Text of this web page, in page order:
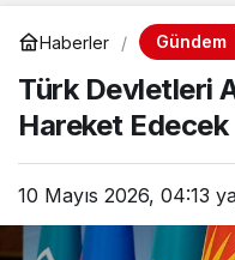
Haberler Gündem
Türk Devletleri
Hareket Edecek
10 Mayıs 2026, 04:13